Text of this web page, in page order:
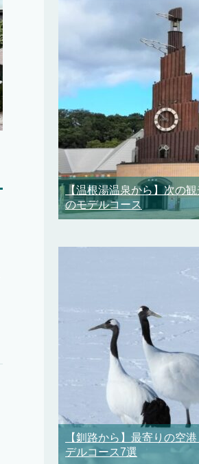
【温根湯温泉から】次の
のモデルコース
【釧路から】最寄りの空
デルコース7選